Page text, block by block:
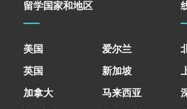
留学国家和地区
美国
英国
加拿大
爱尔兰
新加坡
马来西亚